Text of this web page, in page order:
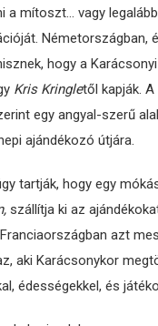
a mítoszt… vagy
Németországban,
hogy a
Kris Kringletől kapják. A
egy angyal-szerű
ajándékozó útjára.
tartják, hogy egy
szállítja ki az
azt
aki Karácsonykor
édességekkel, és